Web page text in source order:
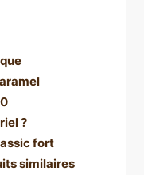
?
fort
similaires